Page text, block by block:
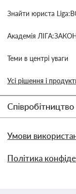
Знайти юриста
Академія
Теми в центрі уваги
Усі рішення і
Співробітництво
Умови
Політика